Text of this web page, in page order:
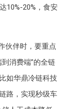
10%-20%，食安
伙伴时，要重点
消费端”的全链
如华鼎冷链科技
路，实现秒级车